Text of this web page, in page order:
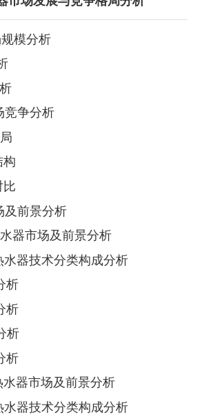
模分析
竞争分析
构
比
及前景分析
器市场及前景分析
水器技术分类构成分析
析
析
析
析
器市场及前景分析
水器技术分类构成分析